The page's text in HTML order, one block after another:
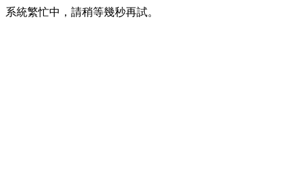
系統繁忙中，請稍等幾秒再試。